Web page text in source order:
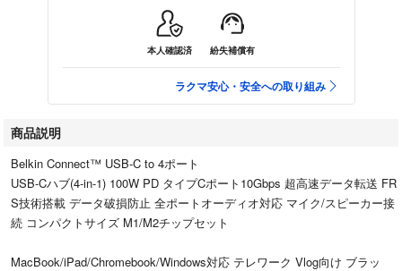
本人確認済 紛失補償有
ラクマ安心・安全への取り組み
商品説明
Belkin Connect™ USB-C to 4ポート
USB-Cハブ(4-in-1) 100W PD タイプCポート10Gbps 超高速データ転送 FR
S技術搭載 データ破損防止 全ポートオーディオ対応 マイク/スピーカー接
続 コンパクトサイズ M1/M2チップセット
MacBook/iPad/Chromebook/Windows対応 テレワーク Vlog向け ブラッ